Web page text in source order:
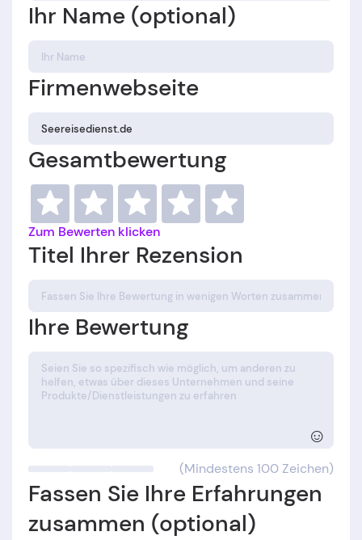
Ihr Name (optional)
Firmenwebseite
Gesamtbewertung
Zum Bewerten klicken
Titel Ihrer Rezension
Ihre Bewertung
☺
(Mindestens 100 Zeichen)
Fassen Sie Ihre Erfahrungen
zusammen (optional)